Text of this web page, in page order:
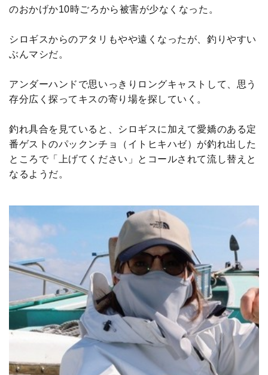
のおかげか10時ごろから被害が少なくなった。
シロギスからのアタリもやや遠くなったが、釣りやすい
ぶんマシだ。
アンダーハンドで思いっきりロングキャストして、思う
存分広く探ってキスの寄り場を探していく。
釣れ具合を見ていると、シロギスに加えて愛嬌のある定
番ゲストのパックンチョ（イトヒキハゼ）が釣れ出した
ところで「上げてください」とコールされて流し替えと
なるようだ。